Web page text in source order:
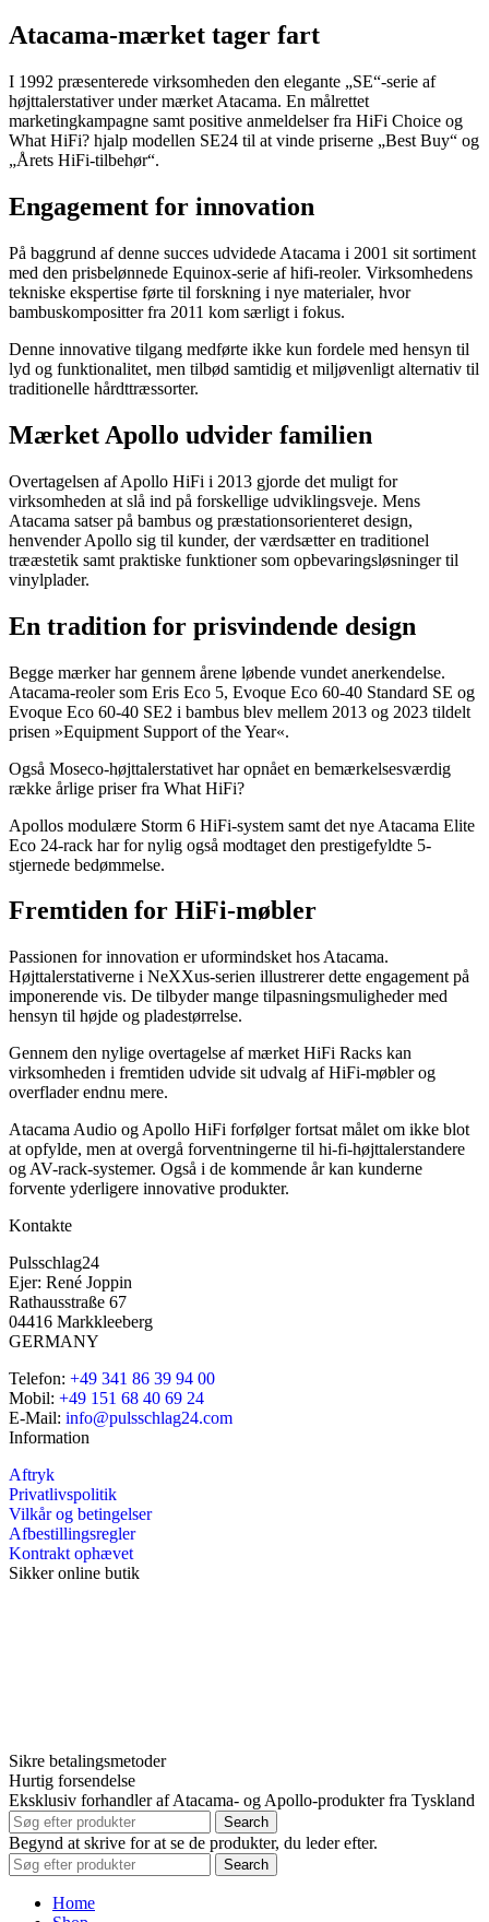
Atacama-mærket tager fart
I 1992 præsenterede virksomheden den elegante „SE“-serie af
højttalerstativer under mærket Atacama. En målrettet
marketingkampagne samt positive anmeldelser fra HiFi Choice og
What HiFi? hjalp modellen SE24 til at vinde priserne „Best Buy“ og
„Årets HiFi-tilbehør“.
Engagement for innovation
På baggrund af denne succes udvidede Atacama i 2001 sit sortiment
med den prisbelønnede Equinox-serie af hifi-reoler. Virksomhedens
tekniske ekspertise førte til forskning i nye materialer, hvor
bambuskompositter fra 2011 kom særligt i fokus.
Denne innovative tilgang medførte ikke kun fordele med hensyn til
lyd og funktionalitet, men tilbød samtidig et miljøvenligt alternativ til
traditionelle hårdttræssorter.
Mærket Apollo udvider familien
Overtagelsen af Apollo HiFi i 2013 gjorde det muligt for
virksomheden at slå ind på forskellige udviklingsveje. Mens
Atacama satser på bambus og præstationsorienteret design,
henvender Apollo sig til kunder, der værdsætter en traditionel
trææstetik samt praktiske funktioner som opbevaringsløsninger til
vinylplader.
En tradition for prisvindende design
Begge mærker har gennem årene løbende vundet anerkendelse.
Atacama-reoler som Eris Eco 5, Evoque Eco 60-40 Standard SE og
Evoque Eco 60-40 SE2 i bambus blev mellem 2013 og 2023 tildelt
prisen »Equipment Support of the Year«.
Også Moseco-højttalerstativet har opnået en bemærkelsesværdig
række årlige priser fra What HiFi?
Apollos modulære Storm 6 HiFi-system samt det nye Atacama Elite
Eco 24-rack har for nylig også modtaget den prestigefyldte 5-
stjernede bedømmelse.
Fremtiden for HiFi-møbler
Passionen for innovation er uformindsket hos Atacama.
Højttalerstativerne i NeXXus-serien illustrerer dette engagement på
imponerende vis. De tilbyder mange tilpasningsmuligheder med
hensyn til højde og pladestørrelse.
Gennem den nylige overtagelse af mærket HiFi Racks kan
virksomheden i fremtiden udvide sit udvalg af HiFi-møbler og
overflader endnu mere.
Atacama Audio og Apollo HiFi forfølger fortsat målet om ikke blot
at opfylde, men at overgå forventningerne til hi-fi-højttalerstandere
og AV-rack-systemer. Også i de kommende år kan kunderne
forvente yderligere innovative produkter.
Kontakte
Pulsschlag24
Ejer: René Joppin
Rathausstraße 67
04416 Markkleeberg
GERMANY
Telefon: +49 341 86 39 94 00
Mobil: +49 151 68 40 69 24
E-Mail: info@pulsschlag24.com
Information
Aftryk
Privatlivspolitik
Vilkår og betingelser
Afbestillingsregler
Kontrakt ophævet
Sikker online butik
Sikre betalingsmetoder
Hurtig forsendelse
Eksklusiv forhandler af Atacama- og Apollo-produkter fra Tyskland
Search
Begynd at skrive for at se de produkter, du leder efter.
Search
Home